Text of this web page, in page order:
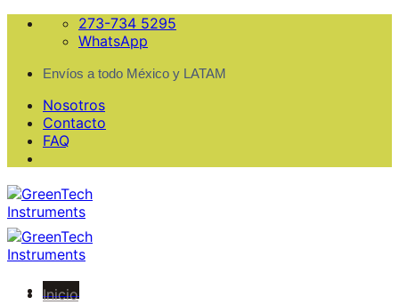
Skip
273-734 5295
WhatsApp
Envíos a todo México y LATAM
Nosotros
Contacto
FAQ
Menu
Inicio